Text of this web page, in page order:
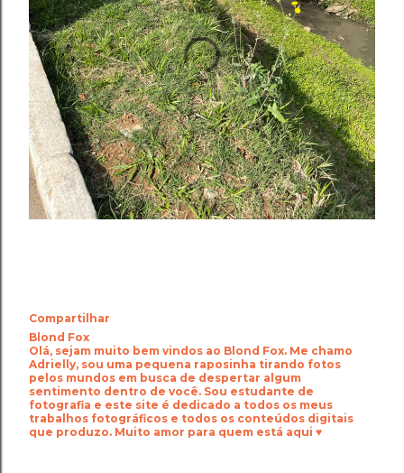
Compartilhar
Blond Fox
Olá, sejam muito bem vindos ao Blond Fox. Me chamo
Adrielly, sou uma pequena raposinha tirando fotos
pelos mundos em busca de despertar algum
sentimento dentro de você. Sou estudante de
fotografia e este site é dedicado a todos os meus
trabalhos fotográficos e todos os conteúdos digitais
que produzo. Muito amor para quem está aqui ♥